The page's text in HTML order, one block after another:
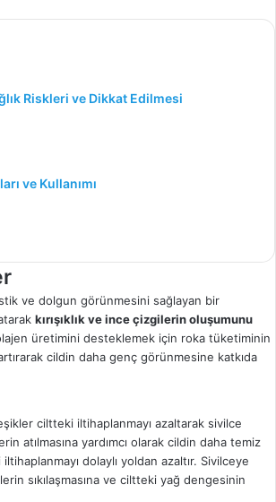
Riskleri ve Dikkat Edilmesi
ve Kullanımı
ve dolgun görünmesini sağlayan bir
kırışıklık ve ince çizgilerin oluşumunu
üretimini desteklemek için roka tüketiminin
cildin daha genç görünmesine katkıda
ciltteki iltihaplanmayı azaltarak sivilce
atılmasına yardımcı olarak cildin daha temiz
dolaylı yoldan azaltır. Sivilceye
sıkılaşmasına ve ciltteki yağ dengesinin